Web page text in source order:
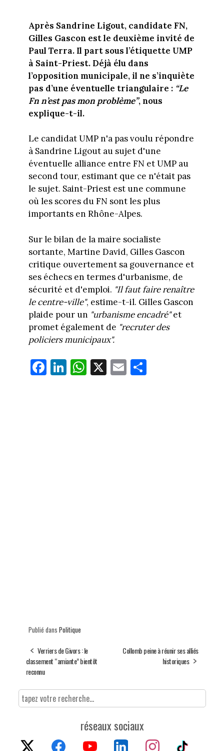
Après Sandrine Ligout, candidate FN,
Gilles Gascon est le deuxième invité de
Paul Terra. Il part sous l’étiquette UMP
à Saint-Priest. Déjà élu dans
l’opposition municipale, il ne s’inquiète
pas d’une éventuelle triangulaire : “Le
Fn n’est pas mon problème”, nous
explique-t-il.
Le candidat UMP n'a pas voulu répondre
à Sandrine Ligout au sujet d'une
éventuelle alliance entre FN et UMP au
second tour, estimant que ce n'était pas
le sujet. Saint-Priest est une commune
où les scores du FN sont les plus
importants en Rhône-Alpes.
Sur le bilan de la maire socialiste
sortante, Martine David, Gilles Gascon
critique ouvertement sa gouvernance et
ses échecs en termes d'urbanisme, de
sécurité et d'emploi. "Il faut faire renaître
le centre-ville", estime-t-il. Gilles Gascon
plaide pour un "urbanisme encadré"et
promet également de "recruter des
policiers municipaux".
Fa
ce
Li
nk
W
ha
X E
m
Pa
Publié dans Politique
Verriers de Givors : le
classement “amiante” bientôt
reconnu
Collomb peine à réunir ses alliés
historiques
réseaux sociaux